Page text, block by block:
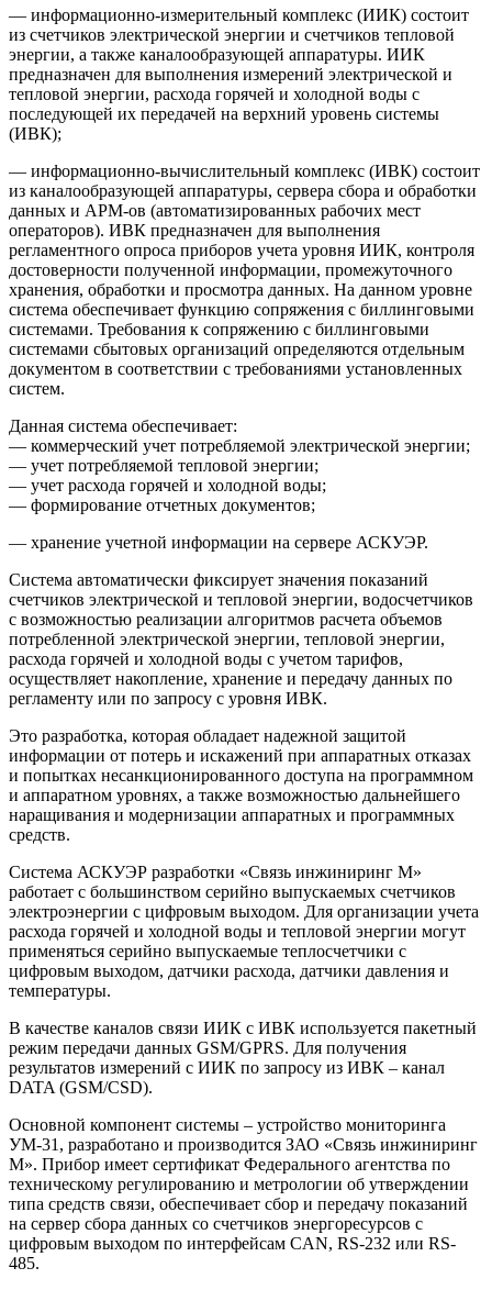
— информационно-измери­тель­ный комплекс (ИИК) состоит
из счетчиков электрической энергии и счетчиков тепловой
энергии, а также каналообразующей аппаратуры. ИИК
предназначен для выполнения измерений электрической и
тепловой энергии, расхода горячей и холодной воды с
последующей их передачей на верхний уровень системы
(ИВК);
— информационно-вычисли­тель­ный комплекс (ИВК) состоит
из каналообразующей аппаратуры, сервера сбора и обработки
данных и АРМ-ов (автоматизированных рабочих мест
операторов). ИВК предназначен для выполнения
регламентного опроса приборов учета уровня ИИК, контроля
достоверности полученной информации, промежуточного
хранения, обработки и просмотра данных. На данном уровне
система обеспечивает функцию сопряжения с биллинговыми
системами. Требования к сопряжению с биллинговыми
системами сбытовых организаций определяются отдельным
документом в соответствии с требованиями установленных
систем.
Данная система обеспечивает:
— коммерческий учет потребляемой электрической энергии;
— учет потребляемой тепловой энергии;
— учет расхода горячей и холодной воды;
— формирование отчетных документов;
— хранение учетной информации на сервере АСКУЭР.
Система автоматически фиксирует значения показаний
счетчиков электрической и тепловой энергии, водосчетчиков
с возможностью реализации алгоритмов расчета объемов
потребленной электрической энергии, тепловой энергии,
расхода горячей и холодной воды с учетом тарифов,
осуществляет накопление, хранение и передачу данных по
регламенту или по запросу с уровня ИВК.
Это разработка, которая обладает надежной защитой
информации от потерь и искажений при аппаратных отказах
и попытках несанкционированного доступа на программном
и аппаратном уровнях, а также возможностью дальнейшего
наращивания и модернизации аппаратных и программных
средств.
Система АСКУЭР разработки «Связь инжиниринг М»
работает с большинством серийно выпускаемых счетчиков
электроэнергии с цифровым выходом. Для организации учета
расхода горячей и холодной воды и тепловой энергии могут
применяться серийно выпускаемые теплосчетчики с
цифровым выходом, датчики расхода, датчики давления и
температуры.
В качестве каналов связи ИИК с ИВК используется пакетный
режим передачи данных GSM/GPRS. Для получения
результатов измерений с ИИК по запросу из ИВК – канал
DATA (GSM/CSD).
Основной компонент системы – устройство мониторинга
УМ‑31, разработано и производится ЗАО «Связь инжиниринг
М». Прибор имеет сертификат Федерального агентства по
техническому регулированию и метрологии об утверждении
типа средств связи, обеспечивает сбор и передачу показаний
на сервер сбора данных со счетчиков энергоресурсов с
цифровым выходом по интерфейсам CAN, RS-232 или RS-
485.